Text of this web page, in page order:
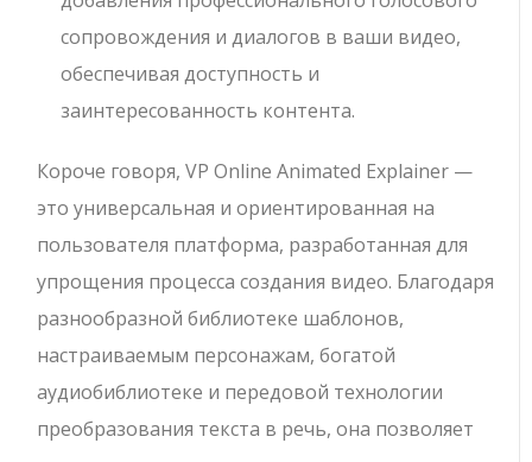
сопровождения и диалогов в ваши видео,
обеспечивая доступность и
заинтересованность контента.
Короче говоря, VP Online Animated Explainer —
это универсальная и ориентированная на
пользователя платформа, разработанная для
упрощения процесса создания видео. Благодаря
разнообразной библиотеке шаблонов,
настраиваемым персонажам, богатой
аудиобиблиотеке и передовой технологии
преобразования текста в речь, она позволяет